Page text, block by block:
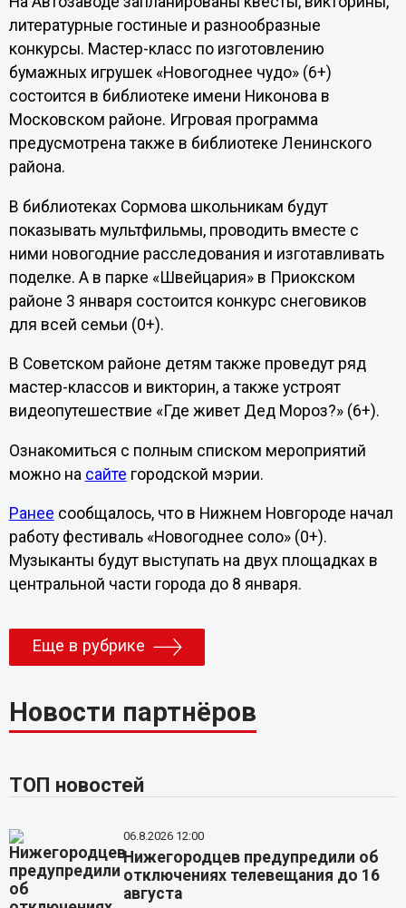
литературные гостиные и разнообразные
конкурсы. Мастер-класс по изготовлению
бумажных игрушек «Новогоднее чудо» (6+)
состоится в библиотеке имени Никонова в
Московском районе. Игровая программа
предусмотрена также в библиотеке Ленинского
района.
В библиотеках Сормова школьникам будут
показывать мультфильмы, проводить вместе с
ними новогодние расследования и изготавливать
поделке. А в парке «Швейцария» в Приокском
районе 3 января состоится конкурс снеговиков
для всей семьи (0+).
В Советском районе детям также проведут ряд
мастер-классов и викторин, а также устроят
видеопутешествие «Где живет Дед Мороз?» (6+).
Ознакомиться с полным списком мероприятий
можно на сайте городской мэрии.
Ранее сообщалось, что в Нижнем Новгороде начал
работу фестиваль «Новогоднее соло» (0+).
Музыканты будут выступать на двух площадках в
центральной части города до 8 января.
Еще в рубрике
Новости партнёров
ТОП новостей
06.8.2026 12:00
Нижегородцев предупредили об
отключениях телевещания до 16
августа